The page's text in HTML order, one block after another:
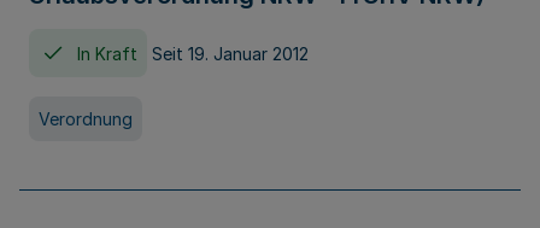
In Kraft Seit 19. Januar 2012
Verordnung